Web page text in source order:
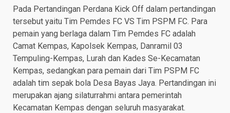
Pada Pertandingan Perdana Kick Off dalam pertandingan
tersebut yaitu Tim Pemdes FC VS Tim PSPM FC. Para
pemain yang berlaga dalam Tim Pemdes FC adalah
Camat Kempas, Kapolsek Kempas, Danramil 03
Tempuling-Kempas, Lurah dan Kades Se-Kecamatan
Kempas, sedangkan para pemain dari Tim PSPM FC
adalah tim sepak bola Desa Bayas Jaya. Pertandingan ini
merupakan ajang silaturrahmi antara pemerintah
Kecamatan Kempas dengan seluruh masyarakat.